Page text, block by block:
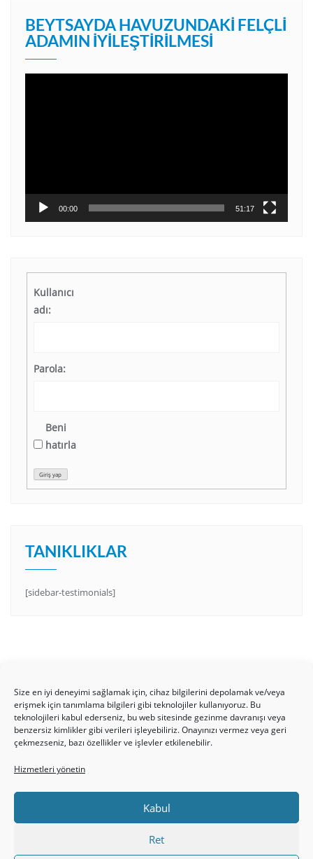
Size en iyi deneyimi sağlamak için, cihaz bilgilerini depolamak ve/veya
erişmek için tanımlama bilgileri gibi teknolojiler kullanıyoruz. Bu
teknolojileri kabul ederseniz, bu web sitesinde gezinme davranışı veya
benzersiz kimlikler gibi verileri işleyebiliriz. Onayınızı vermez veya geri
çekmezseniz, bazı özellikler ve işlevler etkilenebilir.
Hizmetleri yönetin
Kabul
Ret
BEYTSAYDA HAVUZUNDAKI FELÇLI
ADAMIN İYILEŞTIRILMESI
00:00 51:17
Kullanıcı
adı:
Parola:
Beni
hatırla
Giriş yap
TANIKLIKLAR
[sidebar-testimonials]
HAKKIMIZDA Üyelik Kuralları
Bize Yazın
Online Kutsal Kitap
ABNSAT Türkiye – Canlı İzleyin
Ahuva Hizmetleri YouTube Sayfası
Paltalk Sohbet Odası